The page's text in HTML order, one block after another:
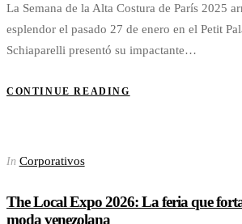
La Semana de la Alta Costura de París 2025
esplendor el pasado 27 de enero en el Petit
Schiaparelli presentó su impactante…
CONTINUE READING
In Corporativos
The Local Expo 2026: La feria que
moda venezolana